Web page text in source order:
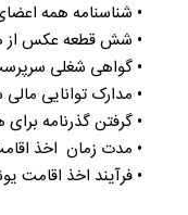
• شناسنامه همه
• شش قطعه عکس از
• گواهی شغلی
• مدارک توانایی
• گرفتن گذرنامه
• مدت زمان اخذ
• فرآیند اخذ اقامت